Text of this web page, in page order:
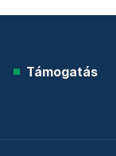
Támogatás